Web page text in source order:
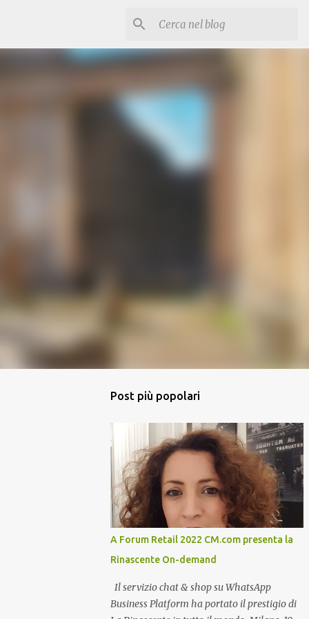
Post più popolari
A Forum Retail 2022 CM.com presenta la
Rinascente On-demand
Il servizio chat & shop su WhatsApp
Business Platform ha portato il prestigio di